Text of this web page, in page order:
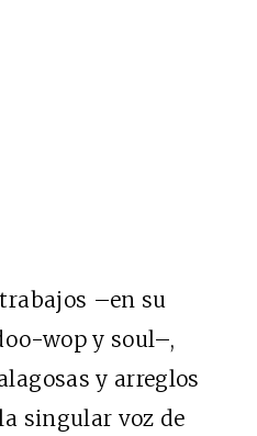
–en su
wop y soul–,
y arreglos
singular voz de